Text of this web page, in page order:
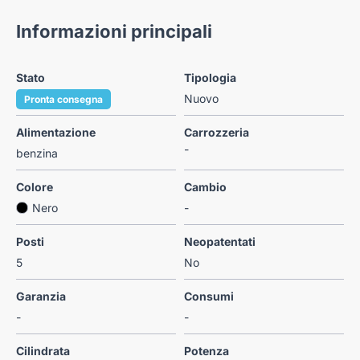
Informazioni principali
Stato
Pronta consegna
Tipologia
Nuovo
Alimentazione
benzina
Carrozzeria
-
Colore
Nero
Cambio
-
Posti
5
Neopatentati
No
Garanzia
-
Consumi
-
Cilindrata
Potenza